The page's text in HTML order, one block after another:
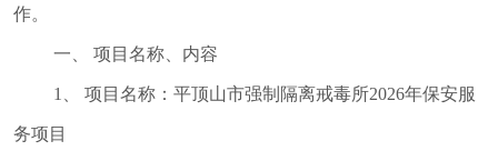
管理
作。
一、 项目名称、内容
1、 项目名称：平顶山市强制隔离戒毒所2026年保安服
务项目